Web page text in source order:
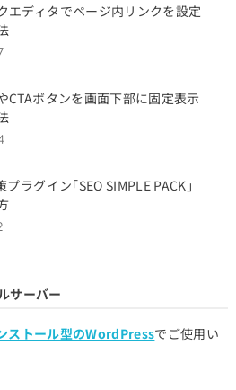
エディタでページ内リンクを設定
CTAボタンを画面下部に固定表示
プラグイン「SEO SIMPLE PACK」
サーバー
ストール型のWordPressでご使用い